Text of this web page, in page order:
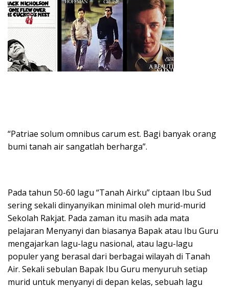
“Patriae solum omnibus carum est. Bagi banyak orang
bumi tanah air sangatlah berharga”.
Pada tahun 50-60 lagu “Tanah Airku” ciptaan Ibu Sud
sering sekali dinyanyikan minimal oleh murid-murid
Sekolah Rakjat. Pada zaman itu masih ada mata
pelajaran Menyanyi dan biasanya Bapak atau Ibu Guru
mengajarkan lagu-lagu nasional, atau lagu-lagu
populer yang berasal dari berbagai wilayah di Tanah
Air. Sekali sebulan Bapak Ibu Guru menyuruh setiap
murid untuk menyanyi di depan kelas, sebuah lagu